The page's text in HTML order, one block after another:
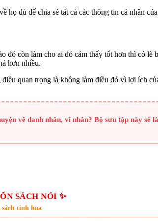
họ đủ để chia sẻ tất cả các thông tin cá nhân
đó còn làm cho ai đó cảm thấy tốt hơn thì có
hơn nhiều.
quan trọng là không làm điều đó vì lợi ích
về danh nhân, vĩ nhân? Bộ sưu tập này
SÁCH NÓI ✨
tinh hoa